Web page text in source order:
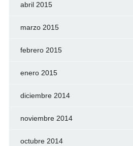
abril 2015
marzo 2015
febrero 2015
enero 2015
diciembre 2014
noviembre 2014
octubre 2014